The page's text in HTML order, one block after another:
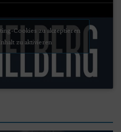
Cookies zu akzeptieren
zu aktivieren